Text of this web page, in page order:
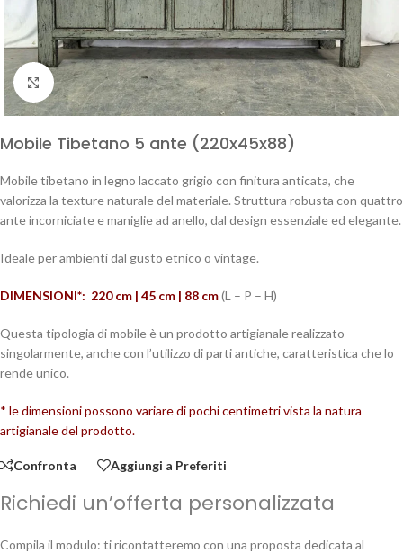
Click to enlarge
Mobile Tibetano 5 ante (220x45x88)
Mobile tibetano in legno laccato grigio con finitura anticata, che
valorizza la texture naturale del materiale. Struttura robusta con quattro
ante incorniciate e maniglie ad anello, dal design essenziale ed elegante.
Ideale per ambienti dal gusto etnico o vintage.
DIMENSIONI*: 220 cm | 45 cm | 88 cm(L – P – H)
Questa tipologia di mobile è un prodotto artigianale realizzato
singolarmente, anche con l’utilizzo di parti antiche, caratteristica che lo
rende unico.
* le dimensioni possono variare di pochi centimetri vista la natura
artigianale del prodotto.
Confronta Aggiungi a Preferiti
Richiedi un’offerta personalizzata
Compila il modulo: ti ricontatteremo con una proposta dedicata al